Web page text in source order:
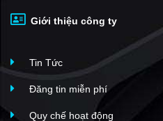
Giới thiệu công ty
Tin Tức
Đăng tin miễn phí
Quy chế hoạt động